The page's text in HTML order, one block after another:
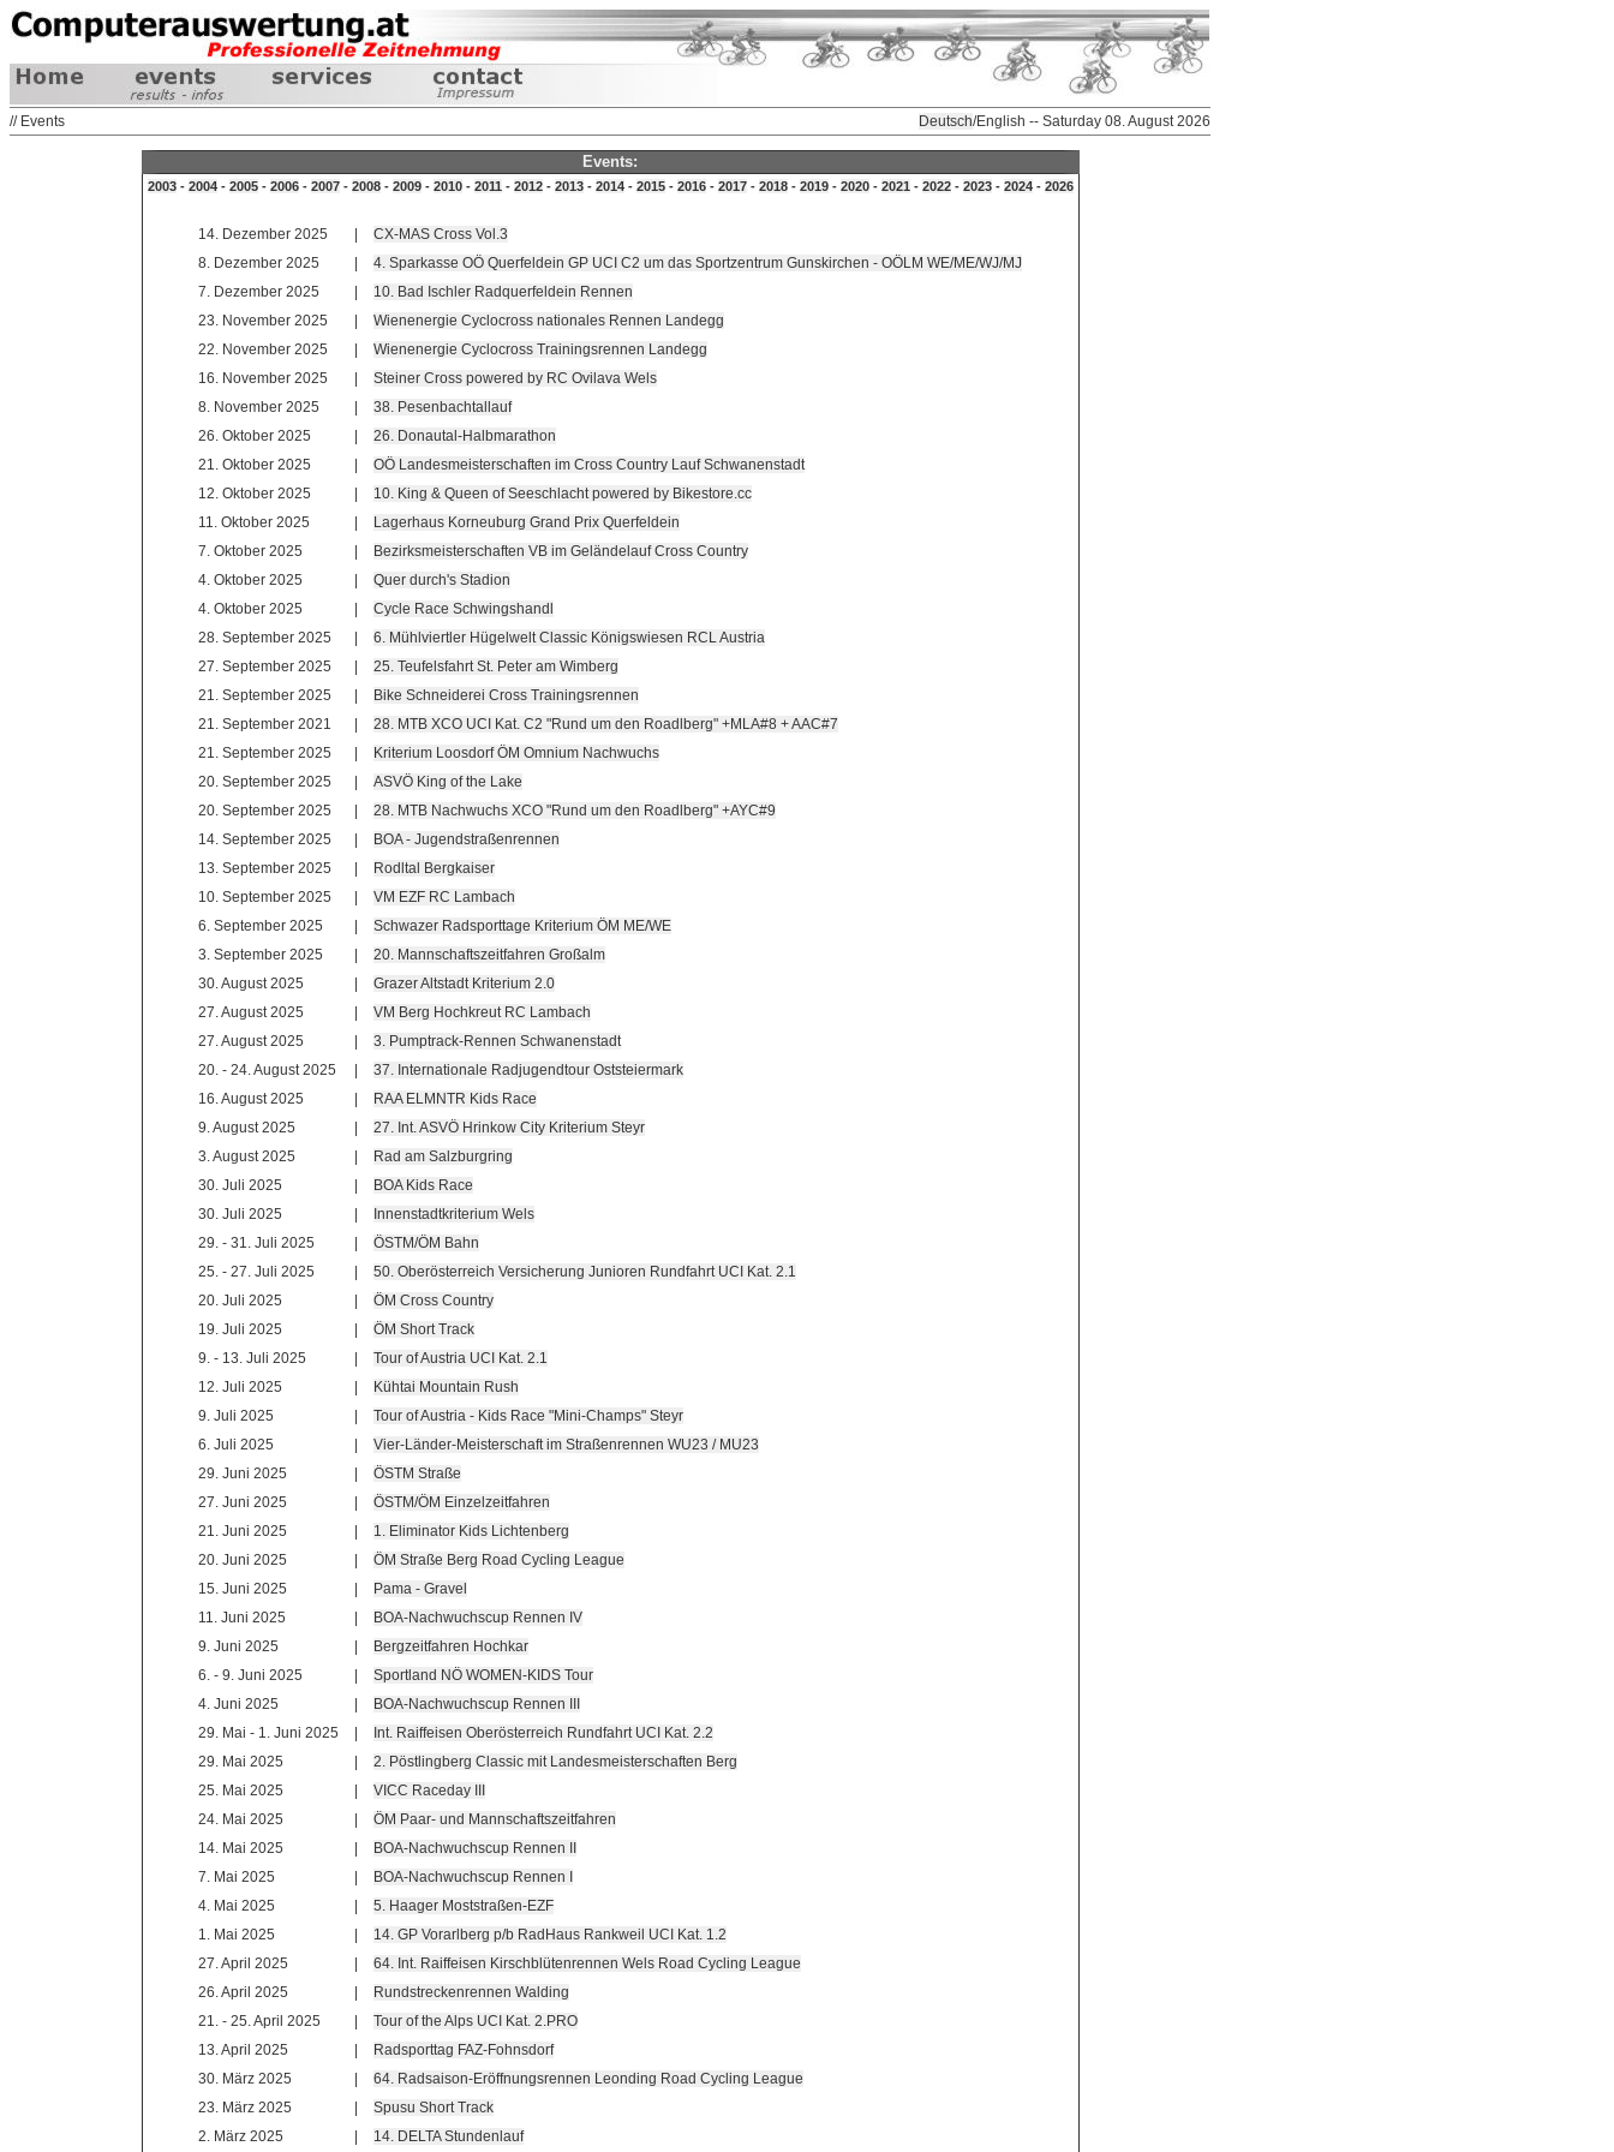
// Events Deutsch/English -- Saturday 08. August 2026
Events:
2003- 2004- 2005- 2006- 2007- 2008- 2009- 2010- 2011 - 2012- 2013- 2014- 2015- 2016- 2017- 2018- 2019- 2020- 2021 - 2022- 2023- 2024- 2026
14. Dezember 2025
CX-MAS Cross Vol.3
8. Dezember 2025
4. Sparkasse OÖ Querfeldein GP UCI C2 um das Sportzentrum Gunskirchen - OÖLM WE/ME/WJ/MJ
7. Dezember 2025
10. Bad Ischler Radquerfeldein Rennen
23. November 2025
Wienenergie Cyclocross nationales Rennen Landegg
22. November 2025
Wienenergie Cyclocross Trainingsrennen Landegg
16. November 2025
Steiner Cross powered by RC Ovilava Wels
8. November 2025
38. Pesenbachtallauf
26. Oktober 2025
26. Donautal-Halbmarathon
21. Oktober 2025
OÖ Landesmeisterschaften im Cross Country Lauf Schwanenstadt
12. Oktober 2025
10. King & Queen of Seeschlacht powered by Bikestore.cc
11. Oktober 2025
Lagerhaus Korneuburg Grand Prix Querfeldein
7. Oktober 2025
Bezirksmeisterschaften VB im Geländelauf Cross Country
4. Oktober 2025
Quer durch's Stadion
4. Oktober 2025
Cycle Race Schwingshandl
28. September 2025
6. Mühlviertler Hügelwelt Classic Königswiesen RCL Austria
27. September 2025
25. Teufelsfahrt St. Peter am Wimberg
21. September 2025
Bike Schneiderei Cross Trainingsrennen
21. September 2021
28. MTB XCO UCI Kat. C2 "Rund um den Roadlberg" +MLA#8 + AAC#7
21. September 2025
Kriterium Loosdorf ÖM Omnium Nachwuchs
20. September 2025
ASVÖ King of the Lake
20. September 2025
28. MTB Nachwuchs XCO "Rund um den Roadlberg" +AYC#9
14. September 2025
BOA - Jugendstraßenrennen
13. September 2025
Rodltal Bergkaiser
10. September 2025
VM EZF RC Lambach
6. September 2025
Schwazer Radsporttage Kriterium ÖM ME/WE
3. September 2025
20. Mannschaftszeitfahren Großalm
30. August 2025
Grazer Altstadt Kriterium 2.0
27. August 2025
VM Berg Hochkreut RC Lambach
27. August 2025
3. Pumptrack-Rennen Schwanenstadt
20. - 24. August 2025
37. Internationale Radjugendtour Oststeiermark
16. August 2025
RAA ELMNTR Kids Race
9. August 2025
27. Int. ASVÖ Hrinkow City Kriterium Steyr
3. August 2025
Rad am Salzburgring
30. Juli 2025
BOA Kids Race
30. Juli 2025
Innenstadtkriterium Wels
29. - 31. Juli 2025
ÖSTM/ÖM Bahn
25. - 27. Juli 2025
50. Oberösterreich Versicherung Junioren Rundfahrt UCI Kat. 2.1
20. Juli 2025
ÖM Cross Country
19. Juli 2025
ÖM Short Track
9. - 13. Juli 2025
Tour of Austria UCI Kat. 2.1
12. Juli 2025
Kühtai Mountain Rush
9. Juli 2025
Tour of Austria - Kids Race "Mini-Champs" Steyr
6. Juli 2025
Vier-Länder-Meisterschaft im Straßenrennen WU23 / MU23
29. Juni 2025
ÖSTM Straße
27. Juni 2025
ÖSTM/ÖM Einzelzeitfahren
21. Juni 2025
1. Eliminator Kids Lichtenberg
20. Juni 2025
ÖM Straße Berg Road Cycling League
15. Juni 2025
Pama - Gravel
11. Juni 2025
BOA-Nachwuchscup Rennen IV
9. Juni 2025
Bergzeitfahren Hochkar
6. - 9. Juni 2025
Sportland NÖ WOMEN-KIDS Tour
4. Juni 2025
BOA-Nachwuchscup Rennen III
29. Mai - 1. Juni 2025
Int. Raiffeisen Oberösterreich Rundfahrt UCI Kat. 2.2
29. Mai 2025
2. Pöstlingberg Classic mit Landesmeisterschaften Berg
25. Mai 2025
VICC Raceday III
24. Mai 2025
ÖM Paar- und Mannschaftszeitfahren
14. Mai 2025
BOA-Nachwuchscup Rennen II
7. Mai 2025
BOA-Nachwuchscup Rennen I
4. Mai 2025
5. Haager Moststraßen-EZF
1. Mai 2025
14. GP Vorarlberg p/b RadHaus Rankweil UCI Kat. 1.2
27. April 2025
64. Int. Raiffeisen Kirschblütenrennen Wels Road Cycling League
26. April 2025
Rundstreckenrennen Walding
21. - 25. April 2025
Tour of the Alps UCI Kat. 2.PRO
13. April 2025
Radsporttag FAZ-Fohnsdorf
30. März 2025
64. Radsaison-Eröffnungsrennen Leonding Road Cycling League
23. März 2025
Spusu Short Track
2. März 2025
14. DELTA Stundenlauf